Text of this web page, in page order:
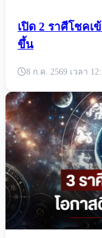
เปิด 2 ราศีโชคเ
ขึ้น
8 ก.ค. 2569 เวลา